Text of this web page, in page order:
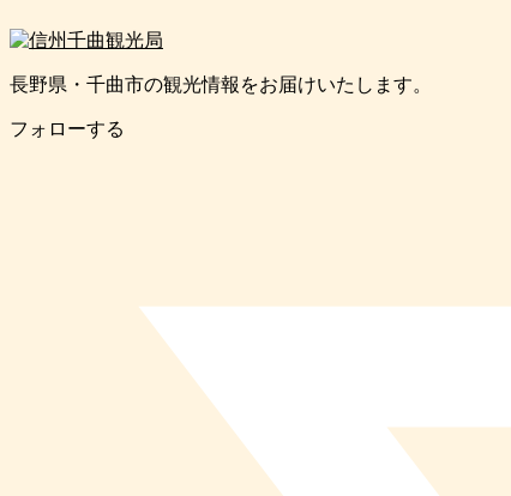
長野県・千曲市の観光情報をお届けいたします。
フォローする